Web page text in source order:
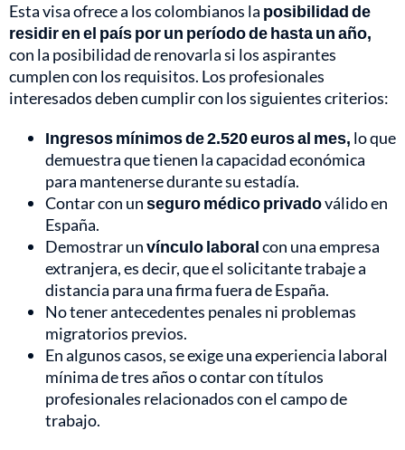
Esta visa ofrece a los colombianos la posibilidad de
residir en el país por un período de hasta un año,
con la posibilidad de renovarla si los aspirantes
cumplen con los requisitos. Los profesionales
interesados deben cumplir con los siguientes criterios:
Ingresos mínimos de 2.520 euros al mes, lo que
demuestra que tienen la capacidad económica
para mantenerse durante su estadía.
Contar con unseguro médico privadoválido en
España.
Demostrar unvínculo laboralcon una empresa
extranjera, es decir, que el solicitante trabaje a
distancia para una firma fuera de España.
No tener antecedentes penales ni problemas
migratorios previos.
En algunos casos, se exige una experiencia laboral
mínima de tres años o contar con títulos
profesionales relacionados con el campo de
trabajo.